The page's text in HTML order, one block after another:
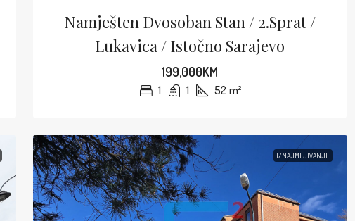
Namješten Dvosoban Stan / 2.sprat /
Lukavica / Istočno Sarajevo
199,000KM
1 1 52 m²
IZNAJMLJIVANJE